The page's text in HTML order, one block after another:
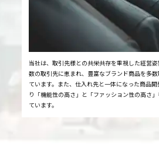
当社は、取引先様との共栄共存を重視した経営
数の取引先に恵まれ、豊富なブランド商品を多
ています。また、仕入れ先と一体になった商品
り「機能性の高さ」と「ファッション性の高さ
ています。